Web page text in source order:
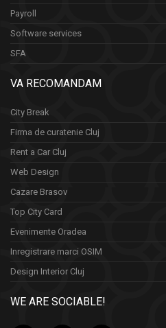
Payroll
Software services
SFA
VA RECOMANDAM
City Break
Firma de curatenie Cluj
Rent a Car Cluj
Web Design
Cazare Brasov
Top City Card
Evenimente Oradea
Inregistrare marci OSIM
Design Interior Cluj
WE ARE SOCIABLE!